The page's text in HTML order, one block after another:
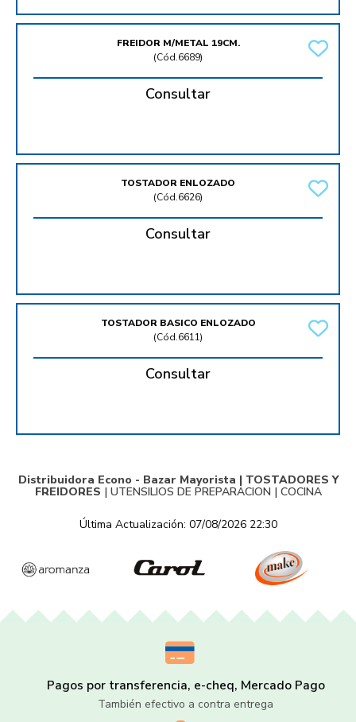
FREIDOR M/METAL 19CM.
(Cód.6689)
Consultar
TOSTADOR ENLOZADO
(Cód.6626)
Consultar
TOSTADOR BASICO ENLOZADO
(Cód.6611)
Consultar
Distribuidora Econo - Bazar Mayorista | TOSTADORES Y
FREIDORES | UTENSILIOS DE PREPARACION | COCINA
Última Actualización: 07/08/2026 22:30
Pagos por transferencia, e-cheq, Mercado Pago
También efectivo a contra entrega